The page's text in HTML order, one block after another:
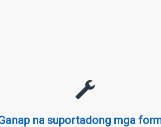
na suportadong mga